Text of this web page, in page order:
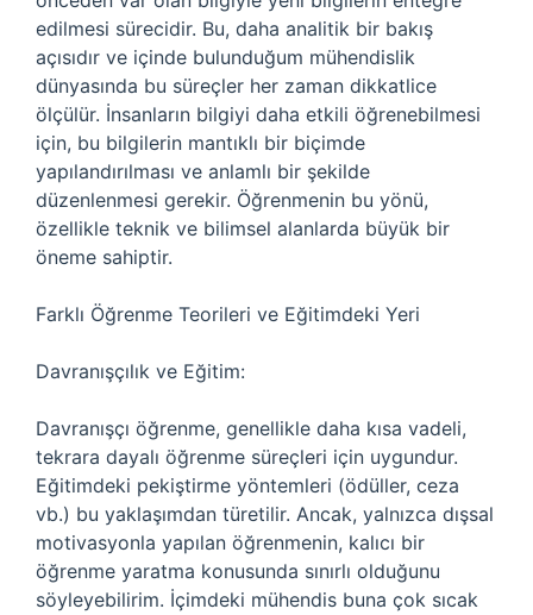
edilmesi sürecidir. Bu, daha analitik bir bakış
açısıdır ve içinde bulunduğum mühendislik
dünyasında bu süreçler her zaman dikkatlice
ölçülür. İnsanların bilgiyi daha etkili öğrenebilmesi
için, bu bilgilerin mantıklı bir biçimde
yapılandırılması ve anlamlı bir şekilde
düzenlenmesi gerekir. Öğrenmenin bu yönü,
özellikle teknik ve bilimsel alanlarda büyük bir
öneme sahiptir.
Farklı Öğrenme Teorileri ve Eğitimdeki Yeri
Davranışçılık ve Eğitim:
Davranışçı öğrenme, genellikle daha kısa vadeli,
tekrara dayalı öğrenme süreçleri için uygundur.
Eğitimdeki pekiştirme yöntemleri (ödüller, ceza
vb.) bu yaklaşımdan türetilir. Ancak, yalnızca dışsal
motivasyonla yapılan öğrenmenin, kalıcı bir
öğrenme yaratma konusunda sınırlı olduğunu
söyleyebilirim. İçimdeki mühendis buna çok sıcak